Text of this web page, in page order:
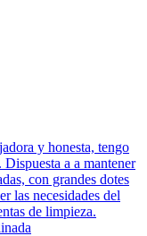
y honesta, tengo
a a mantener
con grandes dotes
las necesidades del
de limpieza.